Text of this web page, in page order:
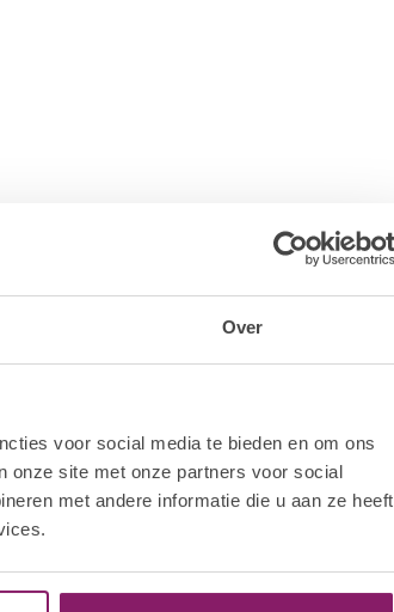
Over
voor social media te bieden en om ons
onze site met onze partners voor social
met andere informatie die u aan ze heeft